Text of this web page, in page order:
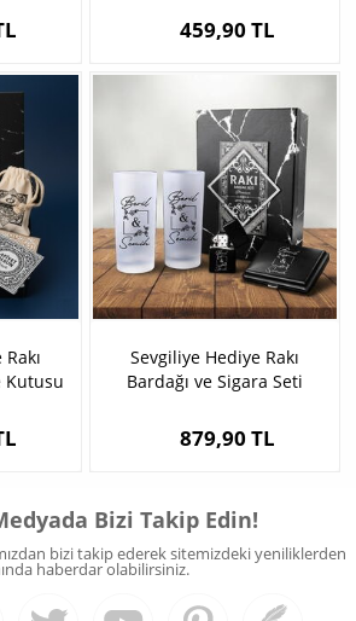
459,90 TL
Kutusu
Sevgiliye Hediye Rakı
Bardağı ve Sigara Seti
879,90 TL
Bizi Takip Edin!
bizi takip ederek sitemizdeki yeniliklerden
haberdar olabilirsiniz.